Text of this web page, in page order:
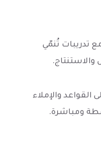
تدريبات تُنمّي
والاستنتاج.
القواعد والإملاء
ومباشرة.